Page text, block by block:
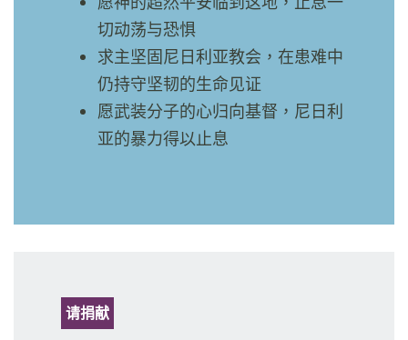
切动荡与恐惧
求主坚固尼日利亚教会，在患难中
仍持守坚韧的生命见证
愿武装分子的心归向基督，尼日利
亚的暴力得以止息
请捐献